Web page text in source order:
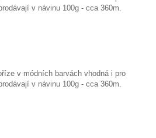
v návinu 100g - cca 360m.
v módních barvách vhodná i pro
v návinu 100g - cca 360m.